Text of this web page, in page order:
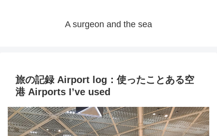
A surgeon and the sea
旅の記録 Airport log：使ったことある空
港 Airports I’ve used